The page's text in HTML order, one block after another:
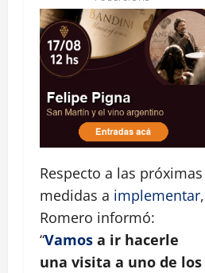
Respecto a las próximas
medidas a implementar,
Romero informó:
“Vamos a ir hacerle
una visita a uno de los